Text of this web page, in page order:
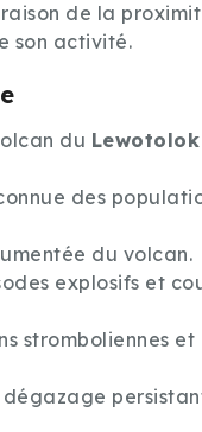
de la
son activité.
du Lewotolok
des
du volcan.
explosifs et
stromboliennes et